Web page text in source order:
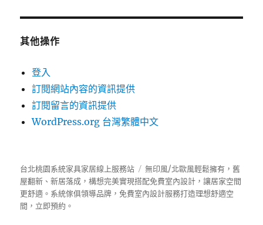
其他操作
登入
訂閱網站內容的資訊提供
訂閱留言的資訊提供
WordPress.org 台灣繁體中文
台北桃園系統家具家居線上服務站
無印風/北歐風輕鬆擁有，舊
屋翻新、新居落成，構想完美實現搭配免費室內設計，讓居家空間
更舒適。 系統傢俱領導品牌，免費室內設計服務打造理想舒適空
間，立即預約。